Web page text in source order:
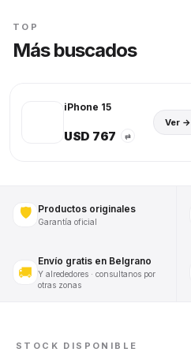
TOP
Más buscados
iPhone 15
USD 767 ⇄
Ver →
🛡️ Productos originales
Garantía oficial
🚚
Envío gratis en Belgrano
Y alrededores · consultanos por
otras zonas
STOCK DISPONIBLE